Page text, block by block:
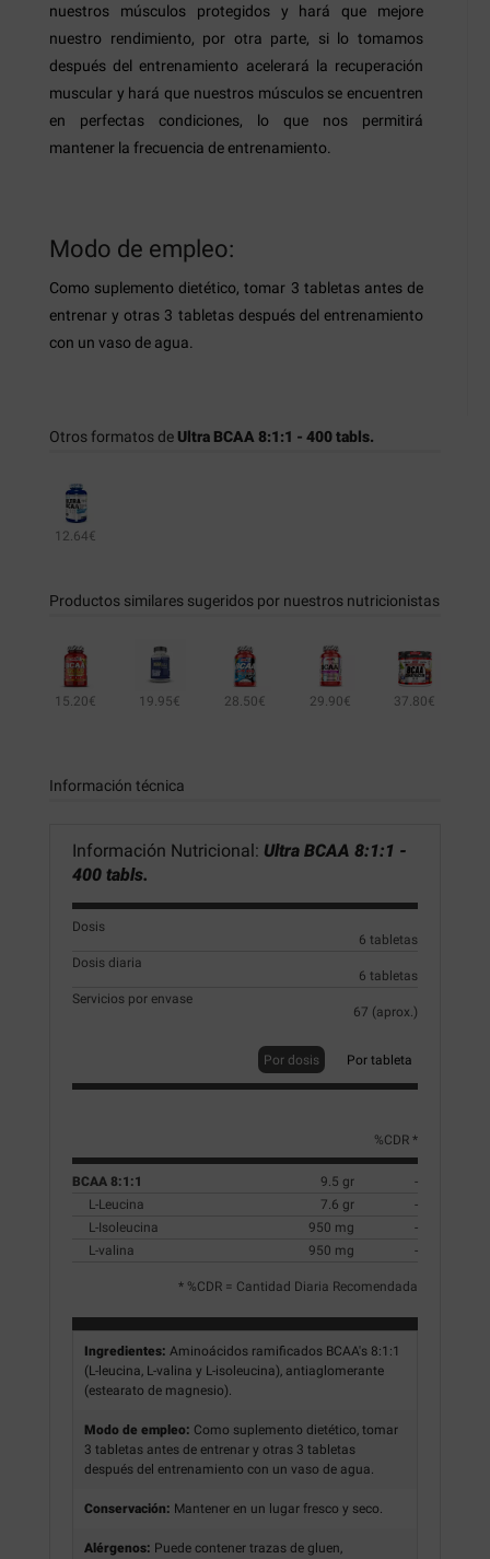
nuestros músculos protegidos y hará que mejore
nuestro rendimiento, por otra parte, si lo tomamos
después del entrenamiento acelerará la recuperación
muscular y hará que nuestros músculos se encuentren
en perfectas condiciones, lo que nos permitirá
mantener la frecuencia de entrenamiento.
Modo de empleo:
Como suplemento dietético, tomar 3 tabletas antes de
entrenar y otras 3 tabletas después del entrenamiento
con un vaso de agua.
Otros formatos de Ultra BCAA 8:1:1 - 400 tabls.
12.64€
Productos similares sugeridos por nuestros nutricionistas
15.20€ 19.95€ 28.50€ 29.90€ 37.80€
Información técnica
Información Nutricional: Ultra BCAA 8:1:1 -
400 tabls.
Dosis
6 tabletas
Dosis diaria
6 tabletas
Servicios por envase
67 (aprox.)
Por dosis Por tableta
%CDR *
BCAA 8:1:1 9.5 gr
-
L-Leucina
7.6 gr
-
L-Isoleucina
950 mg
-
L-valina
950 mg -
* %CDR = Cantidad Diaria Recomendada
Ingredientes: Aminoácidos ramificados BCAA's 8:1:1
(L-leucina, L-valina y L-isoleucina), antiaglomerante
(estearato de magnesio).
Modo de empleo: Como suplemento dietético, tomar
3 tabletas antes de entrenar y otras 3 tabletas
después del entrenamiento con un vaso de agua.
Conservación: Mantener en un lugar fresco y seco.
Alérgenos: Puede contener trazas de gluen,